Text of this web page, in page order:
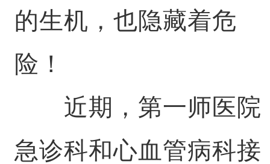
的生机，也隐藏着危
险！
近期，第一师医院
急诊科和心血管病科接